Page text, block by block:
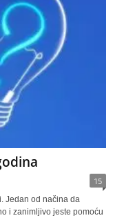
15
Jedan od načina da
i zanimljivo jeste pomoću